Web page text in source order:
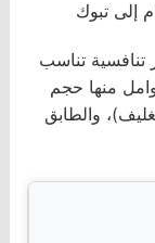
تناسب
منها حجم
والطابق